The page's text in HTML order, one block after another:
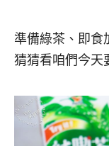
準備綠茶、即食
猜猜看咱們今天